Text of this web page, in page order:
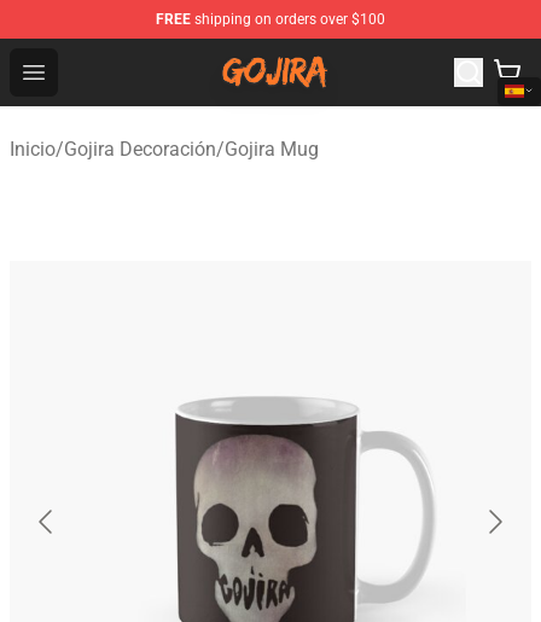
FREE shipping on orders over $100
Open menu
Gojira Shop - Official Gojira Merchandise Store
Inicio/Gojira Decoración/Gojira Mug